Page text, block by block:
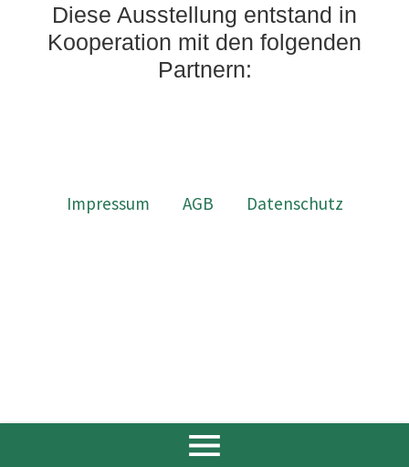
Diese Ausstellung entstand in
Kooperation mit den folgenden
Partnern:
Impressum AGB Datenschutz